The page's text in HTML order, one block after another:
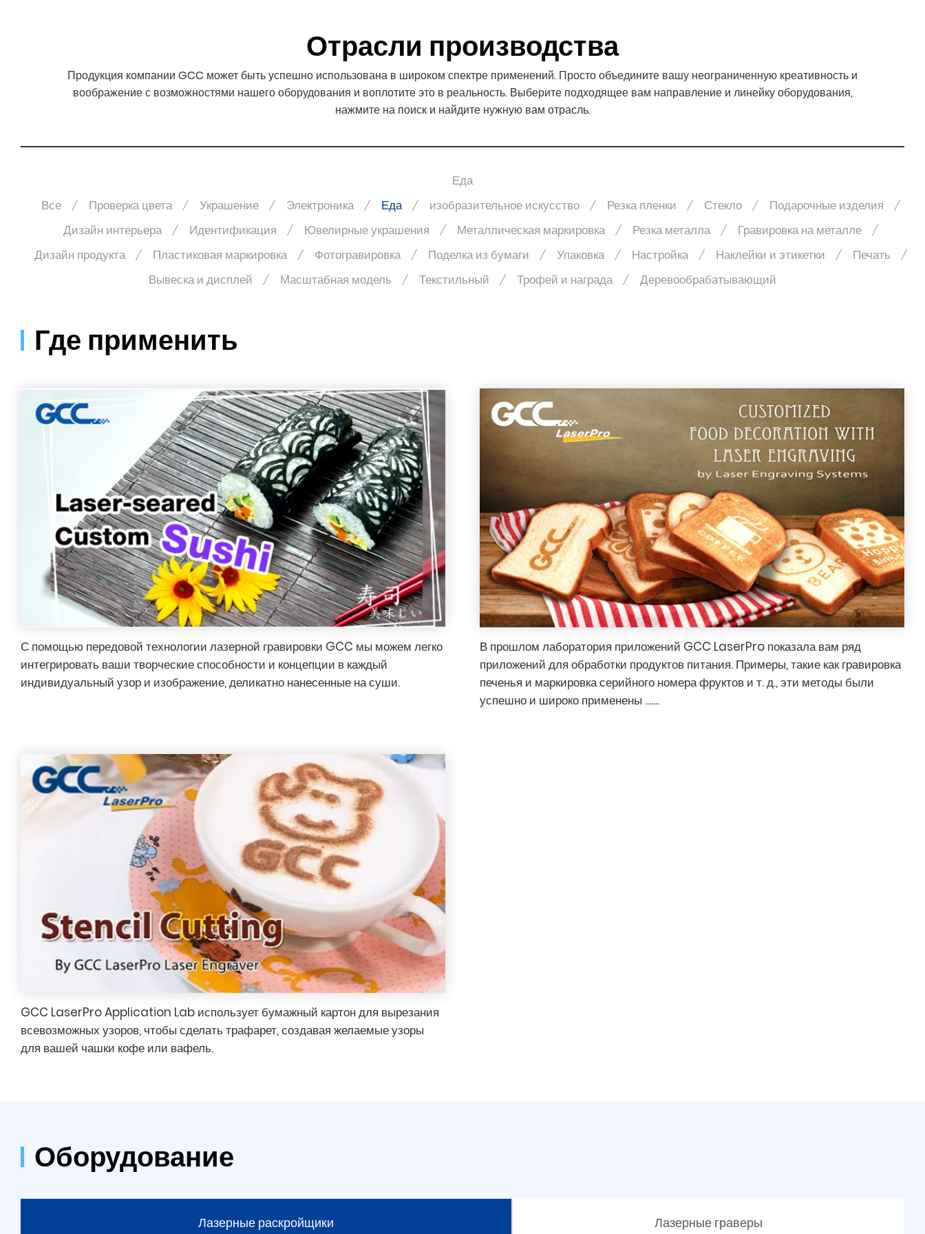
Отрасли производства
Продукция компании GCC может быть успешно использована в широком спектре применений. Просто объедините вашу неограниченную креативность и
воображение с возможностями нашего оборудования и воплотите это в реальность. Выберите подходящее вам направление и линейку оборудования,
нажмите на поиск и найдите нужную вам отрасль.
Еда
Все
Проверка цвета Украшение Электроника Еда изобразительное искусство Резка пленки Стекло
Подарочные изделия
Дизайн интерьера
Идентификация Ювелирные украшения Металлическая маркировка Резка металла
Гравировка на металле
Дизайн продукта
Пластиковая маркировка Фотогравировка Поделка из бумаги Упаковка Настройка Наклейки и этикетки
Печать
Вывеска и дисплей
Масштабная модель Текстильный Трофей и награда Деревообрабатывающий
Где применить
С помощью передовой технологии лазерной гравировки GCC мы можем легко
интегрировать ваши творческие способности и концепции в каждый
индивидуальный узор и изображение, деликатно нанесенные на суши.
В прошлом лаборатория приложений GCC LaserPro показала вам ряд
приложений для обработки продуктов питания. Примеры, такие как гравировка
печенья и маркировка серийного номера фруктов и т. д., эти методы были
успешно и широко применены .......
GCC LaserPro Application Lab использует бумажный картон для вырезания
всевозможных узоров, чтобы сделать трафарет, создавая желаемые узоры
для вашей чашки кофе или вафель.
Оборудование
Лазерные раскройщики Лазерные граверы